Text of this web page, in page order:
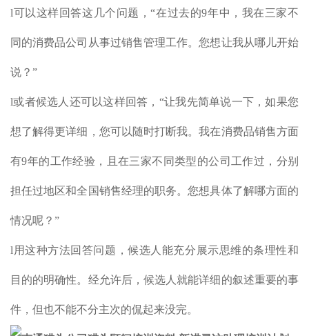
l可以这样回答这几个问题，“在过去的9年中，我在三家不
同的消费品公司从事过销售管理工作。您想让我从哪儿开始
说？”
l或者候选人还可以这样回答，“让我先简单说一下，如果您
想了解得更详细，您可以随时打断我。我在消费品销售方面
有9年的工作经验，且在三家不同类型的公司工作过，分别
担任过地区和全国销售经理的职务。您想具体了解哪方面的
情况呢？”
l用这种方法回答问题，候选人能充分展示思维的条理性和
目的的明确性。经允许后，候选人就能详细的叙述重要的事
件，但也不能不分主次的侃起来没完。